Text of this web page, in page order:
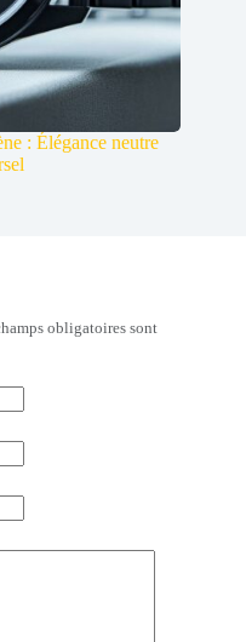
: Élégance neutre
obligatoires sont